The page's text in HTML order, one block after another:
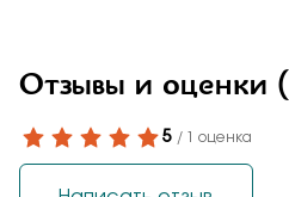
Отзывы и оценки
5 / 1 оценка